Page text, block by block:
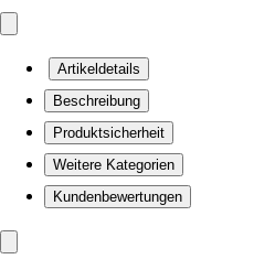
Artikeldetails
Beschreibung
Produktsicherheit
Weitere Kategorien
Kundenbewertungen